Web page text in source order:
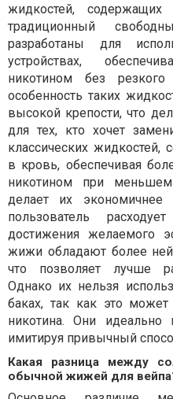
жидкостей,
традиционный
разработаны для
устройствах,
никотином без
особенность таких
высокой крепости, что
для тех, кто хочет
классических
в кровь, обеспечивая
никотином при
делает их экономичнее
пользователь
достижения желаемого
жижи обладают более
что позволяет лучше
Однако их нельзя
баках, так как это
никотина. Они идеально
имитируя привычный
Какая разница между
обычной жижей для